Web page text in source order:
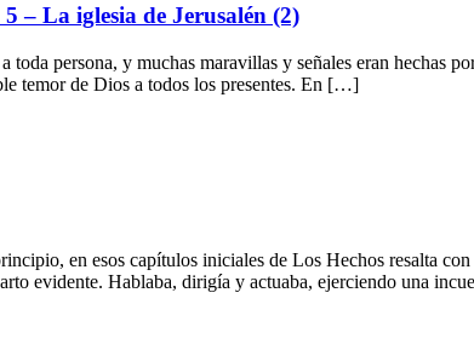
– La iglesia de Jerusalén (2)
persona, y muchas maravillas y señales eran hechas
temor de Dios a todos los presentes. En […]
en esos capítulos iniciales de Los Hechos resalta
evidente. Hablaba, dirigía y actuaba, ejerciendo una